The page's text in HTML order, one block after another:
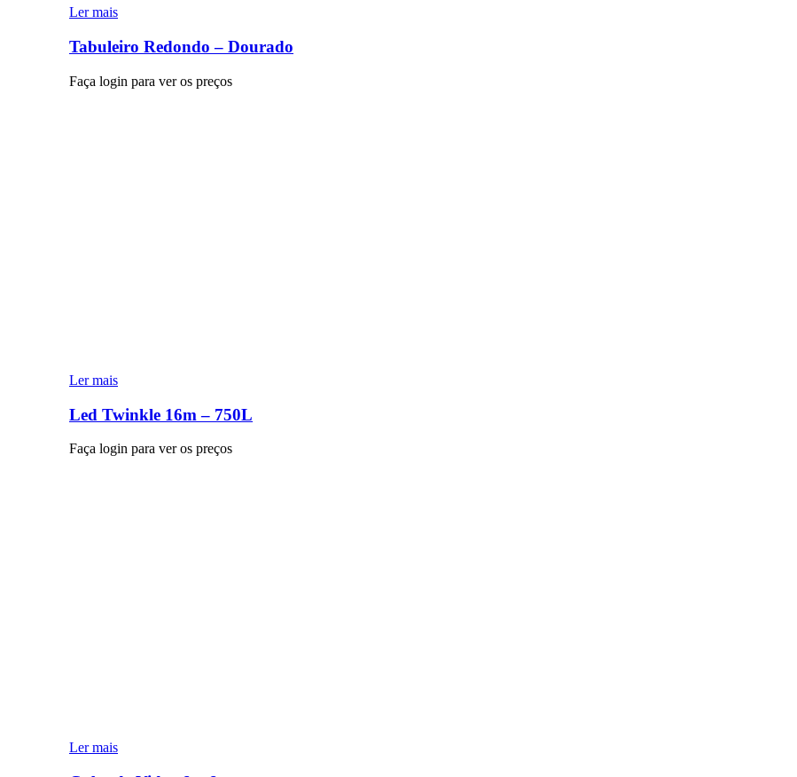
Ler mais
Tabuleiro Redondo – Dourado
Faça login para ver os preços
Ler mais
Led Twinkle 16m – 750L
Faça login para ver os preços
Ler mais